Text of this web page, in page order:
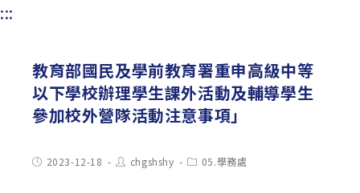
:::
教育部國民及學前教育署重申高級中等
以下學校辦理學生課外活動及輔導學生
參加校外營隊活動注意事項」
Post2023-12-18
Post
author:
chgshshy
Post05.學務處